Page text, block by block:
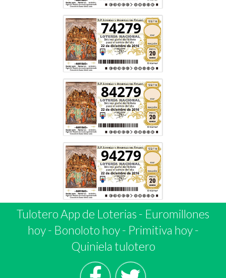
74279
84279
94279
Tulotero App de Loterias - Euromillones
hoy- Bonoloto hoy- Primitiva hoy-
Quiniela tulotero